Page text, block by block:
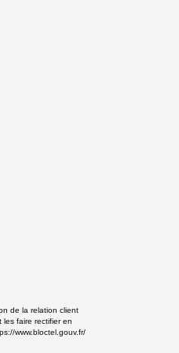
de la relation client
faire rectifier en
www.bloctel.gouv.fr/